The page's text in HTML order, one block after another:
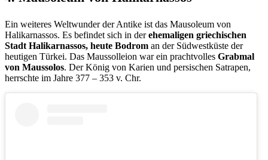
Ein weiteres Weltwunder der Antike ist das Mausoleum von
Halikarnassos. Es befindet sich in derehemaligen griechischen
Stadt Halikarnassos, heute Bodrom an der Südwestküste der
heutigen Türkei. Das Maussolleion war ein prachtvolles Grabmal
von Maussolos. Der König von Karien und persischen Satrapen,
herrschte im Jahre 377 – 353 v. Chr.